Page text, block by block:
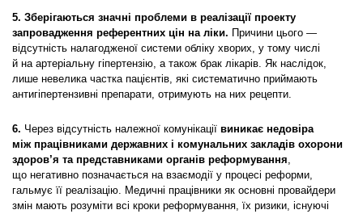
5. Зберігаються значні проблеми в реалізації проекту
запровадження референтних цін на ліки. Причини цього —
відсутність налагодженої системи обліку хворих, у тому числі
й на артеріальну гіпертензію, а також брак лікарів. Як наслідок,
лише невелика частка пацієнтів, які систематично приймають
антигіпертензивні препарати, отримують на них рецепти.
6. Через відсутність належної комунікації виникає недовіра
між працівниками державних і комунальних закладів охорони
здоров’я та представниками органів реформування
що негативно позначається на взаємодії у процесі реформи,
гальмує її реалізацію. Медичні працівники як основні провайдери
змін мають розуміти всі кроки реформування, їх ризики, існуючі